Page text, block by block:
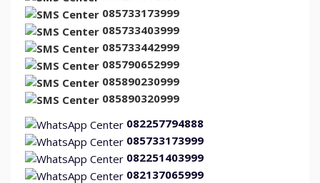
085733173999
085733403999
085733442999
085790652999
085890230999
085890320999
082257794888
085733173999
082251403999
082137065999